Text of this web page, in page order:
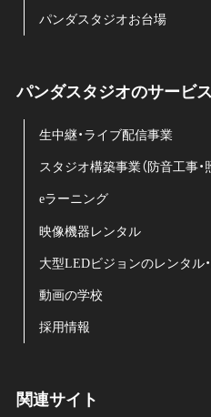
パンダスタジオお台場
パンダスタジオのサービス
生中継・ライブ配信事業
スタジオ構築事業（防音工事・
eラーニング
映像機器レンタル
大型LEDビジョンのレンタル
動画の学校
採用情報
関連サイト